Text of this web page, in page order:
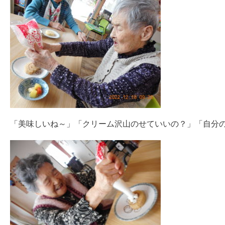
「美味しいね～」「クリーム沢山のせていいの？」「自分